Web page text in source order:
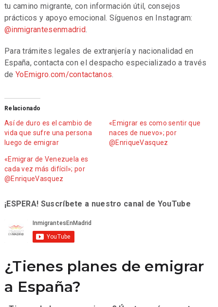
tu camino migrante, con información útil, consejos
prácticos y apoyo emocional. Síguenos en Instagram:
@inmigrantesenmadrid.
Para trámites legales de extranjería y nacionalidad en
España, contacta con el despacho especializado a través
de YoEmigro.com/contactanos.
Relacionado
Así de duro es el cambio de
vida que sufre una persona
luego de emigrar
«Emigrar es como sentir que
naces de nuevo»; por
@EnriqueVasquez
«Emigrar de Venezuela es
cada vez más difícil»; por
@EnriqueVasquez
¡ESPERA! Suscríbete a nuestro canal de YouTube
¿Tienes planes de emigrar
a España?